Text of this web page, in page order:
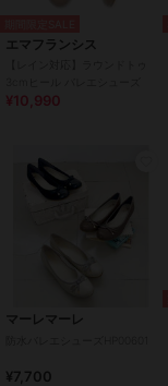
特徴
エマフランシス
¥10,990
マーレマーレ
¥7,700